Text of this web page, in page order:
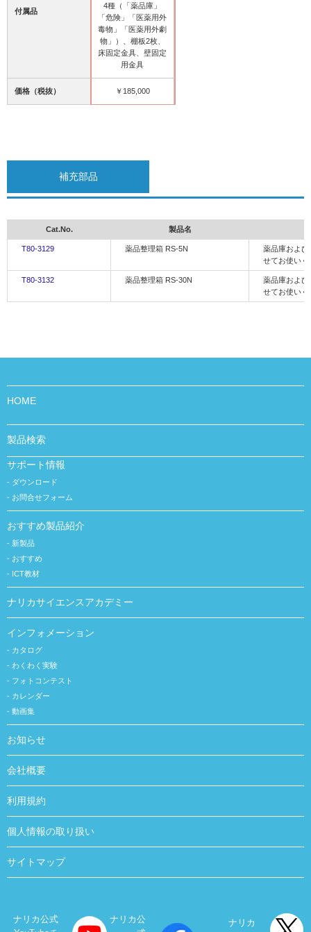
付属品
4種（「薬品庫」
「危険」「医薬用外
毒物」「医薬用外劇
物」）、棚板2枚、
床固定金具、壁固定
用金具
価格（税抜） ￥185,000
補充部品
Cat.No. 製品名
T80-3129 薬品整理箱 RS-5N
薬品庫およ
せてお使いく
T80-3132 薬品整理箱 RS-30N
薬品庫およ
せてお使いく
HOME
製品検索
サポート情報
ダウンロード
お問合せフォーム
おすすめ製品紹介
新製品
おすすめ
ICT教材
ナリカサイエンスアカデミー
インフォメーション
カタログ
わくわく実験
フォトコンテスト
カレンダー
動画集
お知らせ
会社概要
利用規約
個人情報の取り扱い
サイトマップ
ナリカ公式
ナリカ公
ナリカ